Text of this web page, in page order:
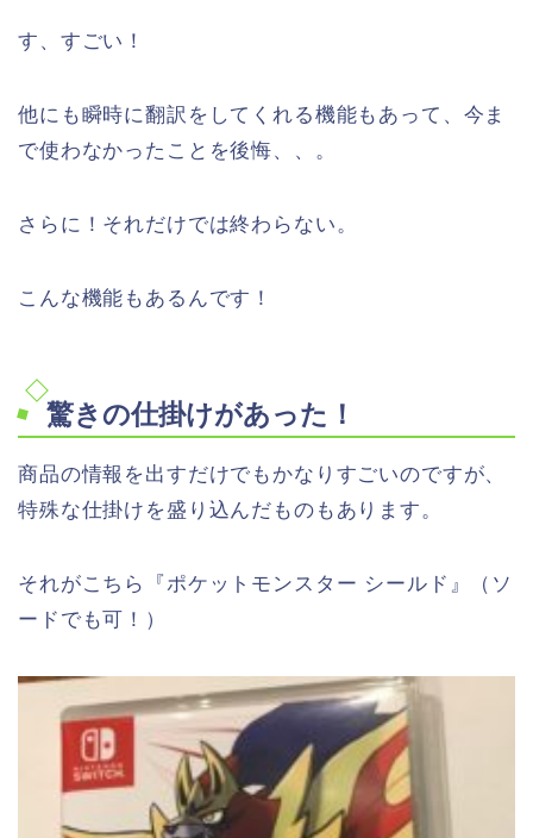
す、すごい！
他にも瞬時に翻訳をしてくれる機能もあって、今ま
で使わなかったことを後悔、、。
さらに！それだけでは終わらない。
こんな機能もあるんです！
驚きの仕掛けがあった！
商品の情報を出すだけでもかなりすごいのですが、
特殊な仕掛けを盛り込んだものもあります。
それがこちら『ポケットモンスター シールド』（ソ
ードでも可！）